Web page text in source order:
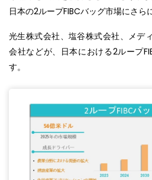
日本の2ループFIBCバッグ市場にさら
光生株式会社、塩谷株式会社、メデ
会社などが、日本における2ループ
す。